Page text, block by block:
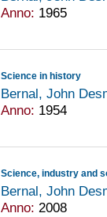
Anno: 1965
Science in history
Bernal, John
Anno: 1954
Science, industry and
Bernal, John
Anno: 2008